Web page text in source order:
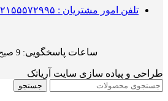
تلفن امور مشتریان : ۰۲۱۵۵۵۷۲۹۹۵
ساعات پاسخگویی: 9 صبح تا 5 عصر
طراحی و پیاده سازی سایت آریاتک
جستجو